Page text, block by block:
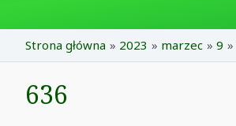
Strona główna 2023 marzec 9
636